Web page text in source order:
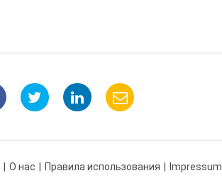
О нас Правила использования Impressum